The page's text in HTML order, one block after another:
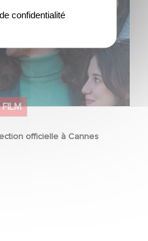
FILM
officielle à Cannes
confidentialité